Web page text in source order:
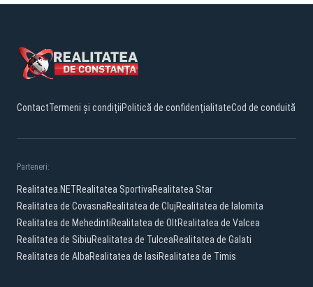
ContactTermeni și condițiiPolitică de confidențialitateCod de conduită
Parteneri:
Realitatea.NETRealitatea SportivaRealitatea Star
Realitatea de CovasnaRealitatea de ClujRealitatea de Ialomita
Realitatea de MehedintiRealitatea de OltRealitatea de Valcea
Realitatea de SibiuRealitatea de TulceaRealitatea de Galati
Realitatea de AlbaRealitatea de IasiRealitatea de Timis